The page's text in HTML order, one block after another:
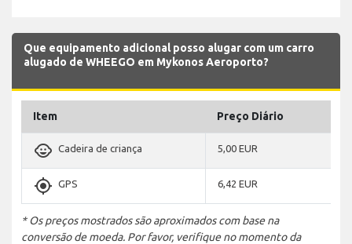
Que equipamento adicional posso alugar com um carro
alugado de WHEEGO em Mykonos Aeroporto?
Item Preço Diário
child_care Cadeira de criança 5,00 EUR
gps_fixed GPS 6,42 EUR
* Os preços mostrados são aproximados com base na
conversão de moeda. Por favor, verifique no momento da